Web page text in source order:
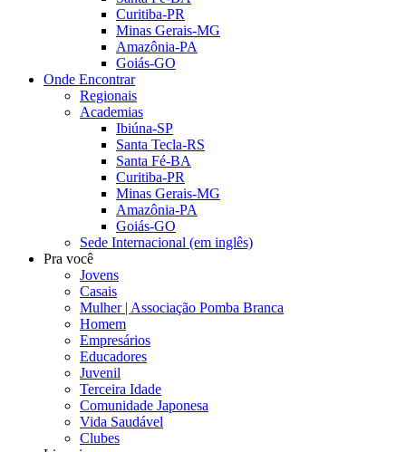
Curitiba-PR
Minas Gerais-MG
Amazônia-PA
Goiás-GO
Onde Encontrar
Regionais
Academias
Ibiúna-SP
Santa Tecla-RS
Santa Fé-BA
Curitiba-PR
Minas Gerais-MG
Amazônia-PA
Goiás-GO
Sede Internacional (em inglês)
Pra você
Jovens
Casais
Mulher | Associação Pomba Branca
Homem
Empresários
Educadores
Juvenil
Terceira Idade
Comunidade Japonesa
Vida Saudável
Clubes